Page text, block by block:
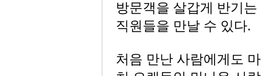
방문객을 살갑게 반기는
직원들을 만날 수 있다.
처음 만난 사람에게도 마